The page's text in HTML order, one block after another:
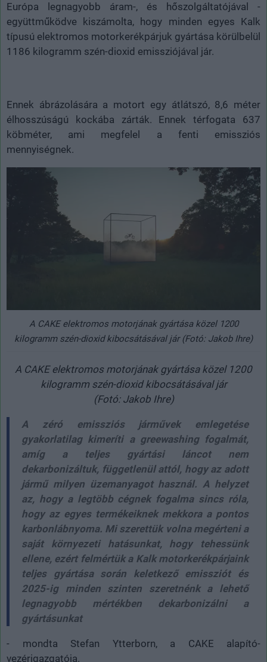
Európa legnagyobb áram-, és hőszolgáltatójával -
együttműködve kiszámolta, hogy minden egyes Kalk
típusú elektromos motorkerékpárjuk gyártása körülbelül
1186 kilogramm szén-dioxid emissziójával jár.
Ennek ábrázolására a motort egy átlátszó, 8,6 méter
élhosszúságú kockába zárták. Ennek térfogata 637
köbméter, ami megfelel a fenti emissziós
mennyiségnek.
A CAKE elektromos motorjának gyártása közel 1200
kilogramm szén-dioxid kibocsátásával jár (Fotó: Jakob Ihre)
A CAKE elektromos motorjának gyártása közel 1200
kilogramm szén-dioxid kibocsátásával jár
(Fotó: Jakob Ihre)
A zéró emissziós járművek emlegetése
gyakorlatilag kimeríti a greewashingfogalmát,
amíg a teljes gyártási láncot nem
dekarbonizáltuk, függetlenül attól, hogy az adott
jármű milyen üzemanyagot használ. A helyzet
az, hogy a legtöbb cégnek fogalma sincs róla,
hogy az egyes termékeiknek mekkora a pontos
karbonlábnyoma. Mi szerettük volna megérteni a
saját környezeti hatásunkat, hogy tehessünk
ellene, ezért felmértük a Kalk motorkerékpárjaink
teljes gyártása során keletkező emissziót és
2025-ig minden szinten szeretnénk a lehető
legnagyobb mértékben dekarbonizálni a
gyártásunkat
- mondta Stefan Ytterborn, a CAKE alapító-
vezérigazgatója.